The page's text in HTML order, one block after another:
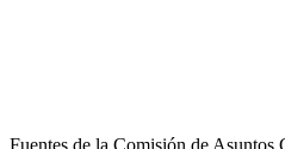
Fuentes de la Comisión de Asuntos